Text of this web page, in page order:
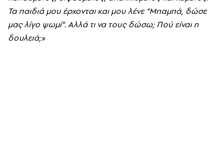
Τα παιδιά μου έρχονται και μου λένε “Μπαμπά, δώσε
μας λίγο ψωμί”. Αλλά τι να τους δώσω; Πού είναι η
δουλειά;»